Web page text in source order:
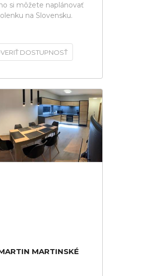
si môžete naplánovať
na Slovensku.
DOSTUPNOSŤ
MARTINSKÉ